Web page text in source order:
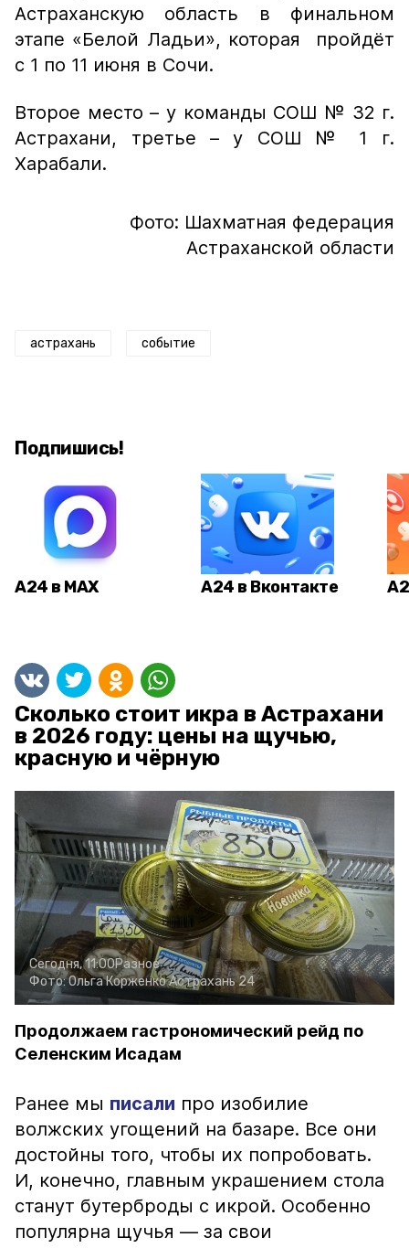
Астраханскую область в финальном
этапе «Белой Ладьи», которая пройдёт
с 1 по 11 июня в Сочи.
Второе место – у команды СОШ № 32 г.
Астрахани, третье
–
у СОШ № 1 г.
Харабали.
Фото: Шахматная федерация
Астраханской области
астрахань событие
Подпишись!
А24 в MAX А24 в Вконтакте
Сколько стоит икра в Астрахани
в 2026 году: цены на щучью,
красную и чёрную
Сегодня, 11:00Разное
Фото:Ольга КорженкоАстрахань 24
Продолжаем гастрономический рейд по
Селенским Исадам
Ранее мы писали про изобилие
волжских угощений на базаре. Все они
достойны того, чтобы их попробовать.
И, конечно, главным украшением стола
станут бутерброды с икрой. Особенно
популярна щучья — за свои